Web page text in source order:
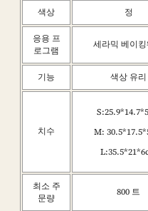
색상 정
응용 프
로그램
세라믹 베이
기능 색상 유리
치수
M:
최소 주
문량
800 트